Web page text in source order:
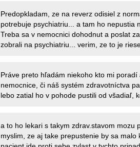
Predopkladam, ze na reverz odisiel z
potrebuje psychiatriu... a tam ho nepustia
Treba sa v nemocnici dohodnut a poslat
zobrali na psychiatriu... verim, ze to je
Práve preto hľadám niekoho kto mi
nemocnice, či náš systém zdravotníctva
lebo zatial ho v pohode pustili od všadiaľ,
a to ho lekari s takym zdrav.stavom mozu
myslim, ze aj take prepustenie by sa malo